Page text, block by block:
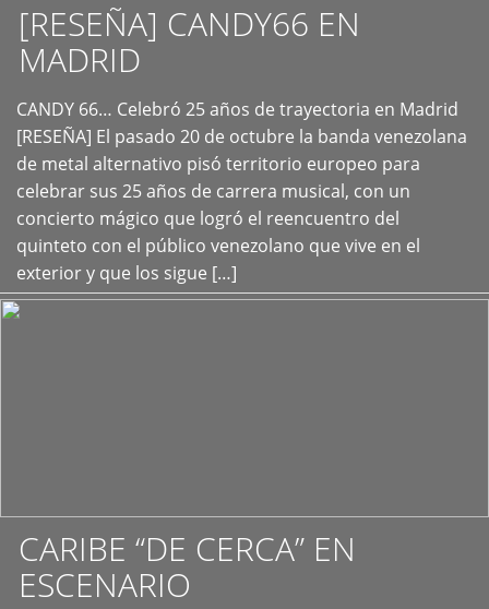
[RESEÑA] CANDY66 EN
MADRID
CANDY 66… Celebró 25 años de trayectoria en Madrid
[RESEÑA] El pasado 20 de octubre la banda venezolana
de metal alternativo pisó territorio europeo para
celebrar sus 25 años de carrera musical, con un
concierto mágico que logró el reencuentro del
quinteto con el público venezolano que vive en el
exterior y que los sigue […]
+
CARIBE “DE CERCA” EN
ESCENARIO